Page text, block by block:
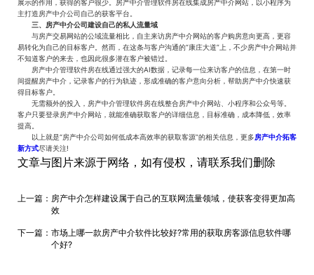
展示的作用，获得的客户很少。房产中介管理软件房在线集成房产中介网站，以小程序为
主打造房产中介公司自己的获客平台。
三、房产中介公司建设自己的私人流量域
与房产交易网站的公域流量相比，自主来访房产中介网站的客户购房意向更高，更容
易转化为自己的目标客户。然而，在这条与客户沟通的“康庄大道”上，不少房产中介网站并
不知道客户的来去，也因此很多潜在客户被错过。
房产中介管理软件房在线通过强大的AI数据，记录每一位来访客户的信息，在第一时
间提醒房产中介，记录客户的行为轨迹，形成准确的客户意向分析，帮助房产中介快速获
得目标客户。
无需额外的投入，房产中介管理软件房在线整合房产中介网站、小程序和公众号等。
客户只要登录房产中介网站，就能准确获取客户的详细信息，目标准确，成本降低，效率
提高。
以上就是“房产中介公司如何低成本高效率的获取客源”的相关信息，更多房产中介拓客
新方式尽请关注!
文章与图片来源于网络，如有侵权，请联系我们删除
上一篇： 房产中介怎样建设属于自己的互联网流量领域，使获客变得更加高
效
下一篇： 市场上哪一款房产中介软件比较好?常用的获取房客源信息软件哪
个好?